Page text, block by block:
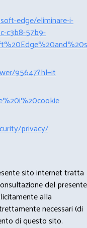
edge/eliminare-i-
c3b8-57b9-
95647?hl=it
privacy/
sito internet tratta
del presente
alla
necessari (di
di questo sito.